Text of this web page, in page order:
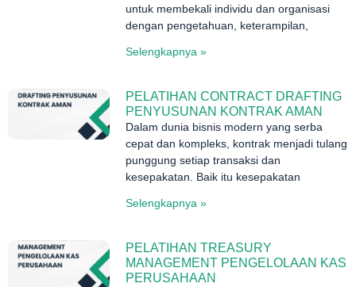
untuk membekali individu dan organisasi
dengan pengetahuan, keterampilan,
Selengkapnya »
PELATIHAN CONTRACT DRAFTING
PENYUSUNAN KONTRAK AMAN
Dalam dunia bisnis modern yang serba
cepat dan kompleks, kontrak menjadi tulang
punggung setiap transaksi dan
kesepakatan. Baik itu kesepakatan
Selengkapnya »
PELATIHAN TREASURY
MANAGEMENT PENGELOLAAN KAS
PERUSAHAAN